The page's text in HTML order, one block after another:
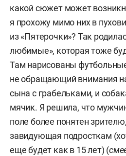
какой сюжет может
я прохожу мимо них в
из «Пятерочки»? Так
любимые», которая тоже
Там нарисованы
не обращающий внимания
сына с грабельками, и
мячик. Я решила, что
поле более понятен
завидующая подросткам
еще будет как в 15 лет) (